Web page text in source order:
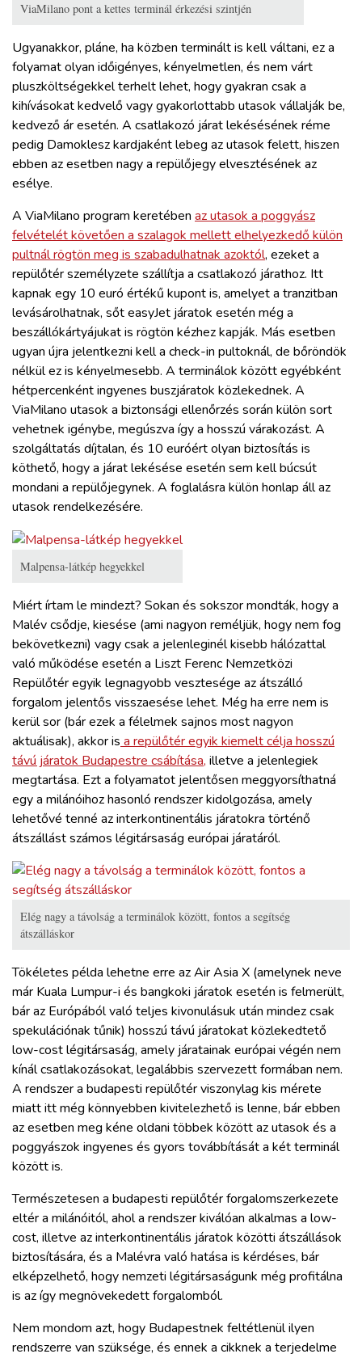
ViaMilano pont a kettes terminál érkezési szintjén
Ugyanakkor, pláne, ha közben terminált is kell váltani, ez a
folyamat olyan időigényes, kényelmetlen, és nem várt
pluszköltségekkel terhelt lehet, hogy gyakran csak a
kihívásokat kedvelő vagy gyakorlottabb utasok vállalják be,
kedvező ár esetén. A csatlakozó járat lekésésének réme
pedig Damoklesz kardjaként lebeg az utasok felett, hiszen
ebben az esetben nagy a repülőjegy elvesztésének az
esélye.
A ViaMilano program keretében az utasok a poggyász
felvételét követően a szalagok mellett elhelyezkedő külön
pultnál rögtön meg is szabadulhatnak azoktól, ezeket a
repülőtér személyzete szállítja a csatlakozó járathoz. Itt
kapnak egy 10 euró értékű kupont is, amelyet a tranzitban
levásárolhatnak, sőt easyJet járatok esetén még a
beszállókártyájukat is rögtön kézhez kapják. Más esetben
ugyan újra jelentkezni kell a check-in pultoknál, de bőröndök
nélkül ez is kényelmesebb. A terminálok között egyébként
hétpercenként ingyenes buszjáratok közlekednek. A
ViaMilano utasok a biztonsági ellenőrzés során külön sort
vehetnek igénybe, megúszva így a hosszú várakozást. A
szolgáltatás díjtalan, és 10 euróért olyan biztosítás is
köthető, hogy a járat lekésése esetén sem kell búcsút
mondani a repülőjegynek. A foglalásra külön honlap áll az
utasok rendelkezésére.
Malpensa-látkép hegyekkel
Miért írtam le mindezt? Sokan és sokszor mondták, hogy a
Malév csődje, kiesése (ami nagyon reméljük, hogy nem fog
bekövetkezni) vagy csak a jelenleginél kisebb hálózattal
való működése esetén a Liszt Ferenc Nemzetközi
Repülőtér egyik legnagyobb vesztesége az átszálló
forgalom jelentős visszaesése lehet. Még ha erre nem is
kerül sor (bár ezek a félelmek sajnos most nagyon
aktuálisak), akkor is a repülőtér egyik kiemelt célja hosszú
távú járatok Budapestre csábítása, illetve a jelenlegiek
megtartása. Ezt a folyamatot jelentősen meggyorsíthatná
egy a milánóihoz hasonló rendszer kidolgozása, amely
lehetővé tenné az interkontinentális járatokra történő
átszállást számos légitársaság európai járatáról.
Elég nagy a távolság a terminálok között, fontos a segítség
átszálláskor
Tökéletes példa lehetne erre az Air Asia X (amelynek neve
már Kuala Lumpur-i és bangkoki járatok esetén is felmerült,
bár az Európából való teljes kivonulásuk után mindez csak
spekulációnak tűnik) hosszú távú járatokat közlekedtető
low-cost légitársaság, amely járatainak európai végén nem
kínál csatlakozásokat, legalábbis szervezett formában nem.
A rendszer a budapesti repülőtér viszonylag kis mérete
miatt itt még könnyebben kivitelezhető is lenne, bár ebben
az esetben meg kéne oldani többek között az utasok és a
poggyászok ingyenes és gyors továbbítását a két terminál
között is.
Természetesen a budapesti repülőtér forgalomszerkezete
eltér a milánóitól, ahol a rendszer kiválóan alkalmas a low-
cost, illetve az interkontinentális járatok közötti átszállások
biztosítására, és a Malévra való hatása is kérdéses, bár
elképzelhető, hogy nemzeti légitársaságunk még profitálna
is az így megnövekedett forgalomból.
Nem mondom azt, hogy Budapestnek feltétlenül ilyen
rendszerre van szüksége, és ennek a cikknek a terjedelme